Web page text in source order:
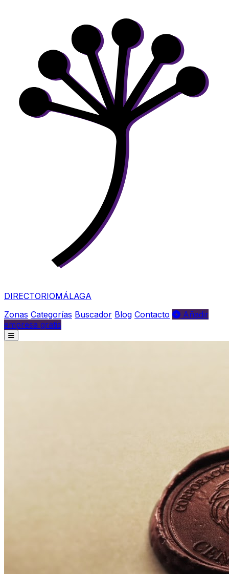
DIRECTORIOMÁLAGA
Zonas Categorías Buscador Blog Contacto
Añadir
empresa gratis